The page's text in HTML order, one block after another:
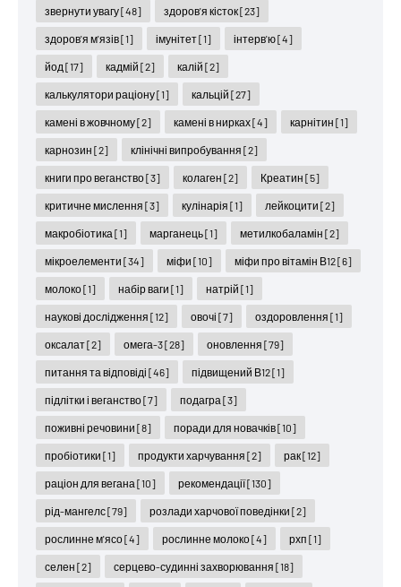
звернути увагу[48] здоров'я кісток[23]
здоров'я м'язів[1] імунітет[1] інтерв'ю[4]
йод [17] кадмій [2] калій [2]
калькулятори раціону[1] кальцій [27]
камені в жовчному[2] камені в нирках[4] карнітин [1]
карнозин [2] клінічні випробування [2]
книги про веганство[3] колаген [2] Креатин [5]
критичне мислення [3] кулінарія [1] лейкоцити [2]
макробіотика [1] марганець[1] метилкобаламін [2]
мікроелементи [34] міфи [10] міфи про вітамін В12[6]
молоко[1] набір ваги [1] натрій [1]
наукові дослідження [12] овочі [7] оздоровлення [1]
оксалат[2] омега-3[28] оновлення [79]
питання та відповіді [46] підвищений В12[1]
підлітки і веганство[7] подагра [3]
поживні речовини [8] поради для новачків[10]
пробіотики [1] продукти харчування [2] рак[12]
раціон для вегана [10] рекомендації[130]
рід-мангелс[79] розлади харчової поведінки [2]
рослинне м'ясо[4] рослинне молоко[4] рхп [1]
селен [2] серцево-судинні захворювання [18]